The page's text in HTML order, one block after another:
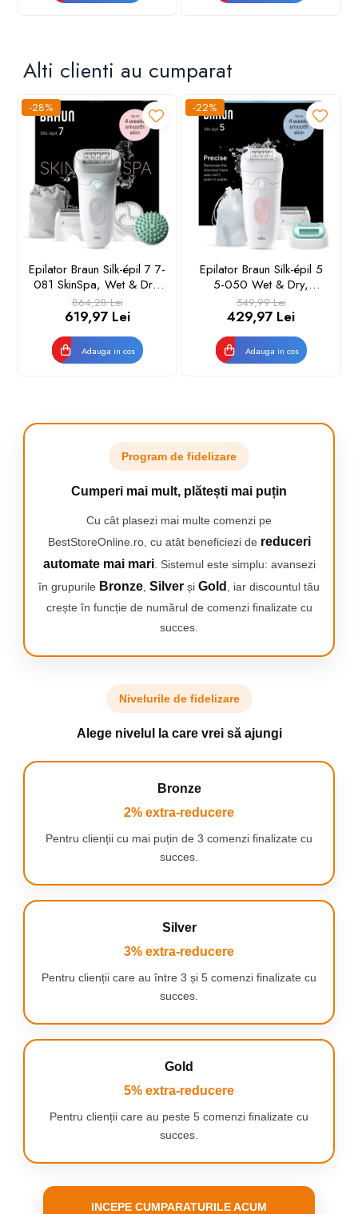
Resimti mai putina senzatie de durere
datorita capacului cu rola de masaj.Spune
adio disconfortului de a astepta cresterea firelor, ca
in cazul altor produse de indepartare a parului, cum
ar fi ceara. Epilatorul fara fir Braun Silk-épil 5000
este conceput pentru confort si elimina nevoia sau
programari la salonul de infrumusetare.
Pentru reducerea senzatiei de durere, epileaza-te in
confortul:
Nu este nevoie sa astepti ca parul sa creasca
din niu
Fara substante chimice
Delicat cu pielea
Continutul pachetului:
Alti clienti au cumparat
-28%
Epilator Braun Silk-épil 7 7-
081 SkinSpa, Wet & Dry,
MicroGrip, Smart Light,
40 de pensete, 2 viteze,
Cap pentru exfoliere, Cap
pentru masaj, Saculet de
864,28 Lei
619,97 Lei
Adauga in cos
-22%
Epilator Braun Silk-épil 5
5-050 Wet & Dry,
MicroGrip, Smart Light, 28
de pensete, 2 viteze, Cap
pentru incepatori, Saculet
de voiaj, Roz
549,99 Lei
429,97 Lei
Adauga in cos
Program de fidelizare
Cumperi mai mult, plătești mai puțin
Cu cât plasezi mai multe comenzi pe
BestStoreOnline.ro, cu atât beneficiezi de reduceri
automate mai mari. Sistemul este simplu: avansezi
în grupurile Bronze Silver și Gold
, iar discountul tău
crește în funcție de numărul de comenzi finalizate cu
succes.
Nivelurile de fidelizare
Alege nivelul la care vrei să ajungi
Bronze
2% extra-reducere
Pentru clienții cu mai puțin de 3 comenzi finalizate cu
succes.
Silver
3% extra-reducere
Pentru clienții care au între 3 și 5 comenzi finalizate cu
succes.
Gold
5% extra-reducere
Pentru clienții care au peste 5 comenzi finalizate cu
succes.
INCEPE CUMPARATURILE ACUM